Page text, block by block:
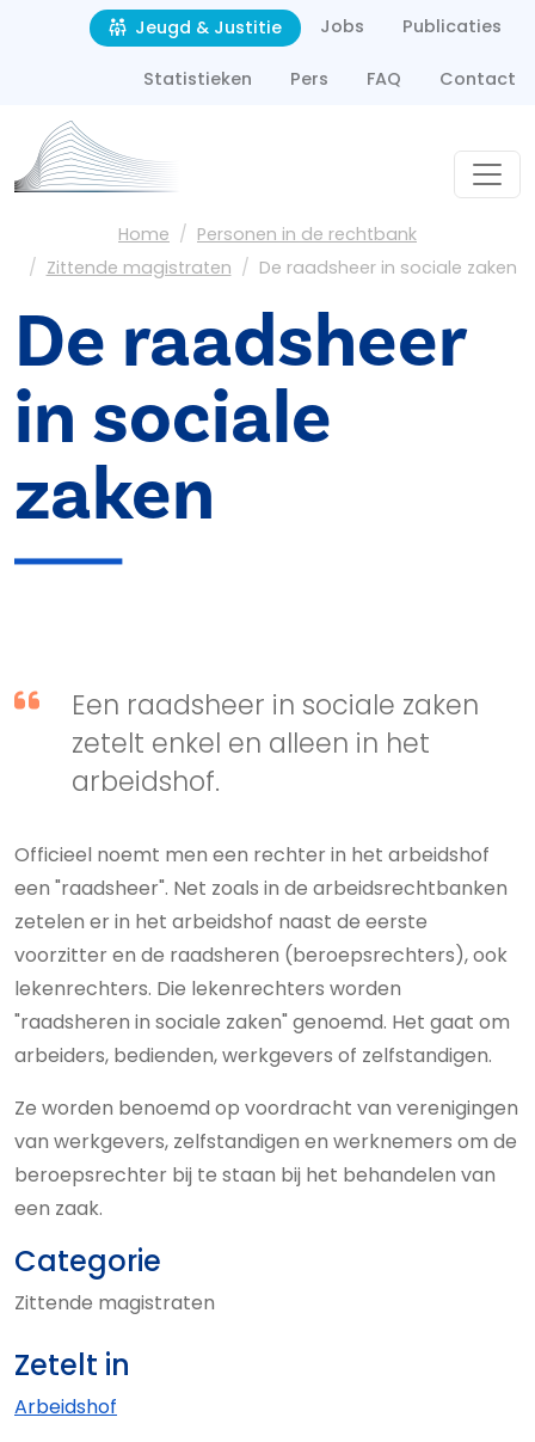
Overslaan en naar de inhoud gaan
Second navigation
Jeugd & Justitie Jobs Publicaties
Statistieken Pers FAQ Contact
Kruimelpad
Home
Personen in de rechtbank
Zittende magistraten
De raadsheer in sociale zaken
De raadsheer
in sociale
zaken
Een raadsheer in sociale zaken
zetelt enkel en alleen in het
arbeidshof.
Officieel noemt men een rechter in het arbeidshof
een "raadsheer". Net zoals in de arbeidsrechtbanken
zetelen er in het arbeidshof naast de eerste
voorzitter en de raadsheren (beroepsrechters), ook
lekenrechters. Die lekenrechters worden
"raadsheren in sociale zaken" genoemd. Het gaat om
arbeiders, bedienden, werkgevers of zelfstandigen.
Ze worden benoemd op voordracht van verenigingen
van werkgevers, zelfstandigen en werknemers om de
beroepsrechter bij te staan bij het behandelen van
een zaak.
Categorie
Zittende magistraten
Zetelt in
Arbeidshof